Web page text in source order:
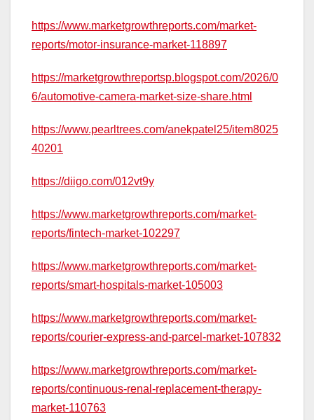
https://www.marketgrowthreports.com/market-
reports/motor-insurance-market-118897
https://marketgrowthreportsp.blogspot.com/2026/0
6/automotive-camera-market-size-share.html
https://www.pearltrees.com/anekpatel25/item8025
40201
https://diigo.com/012vt9y
https://www.marketgrowthreports.com/market-
reports/fintech-market-102297
https://www.marketgrowthreports.com/market-
reports/smart-hospitals-market-105003
https://www.marketgrowthreports.com/market-
reports/courier-express-and-parcel-market-107832
https://www.marketgrowthreports.com/market-
reports/continuous-renal-replacement-therapy-
market-110763